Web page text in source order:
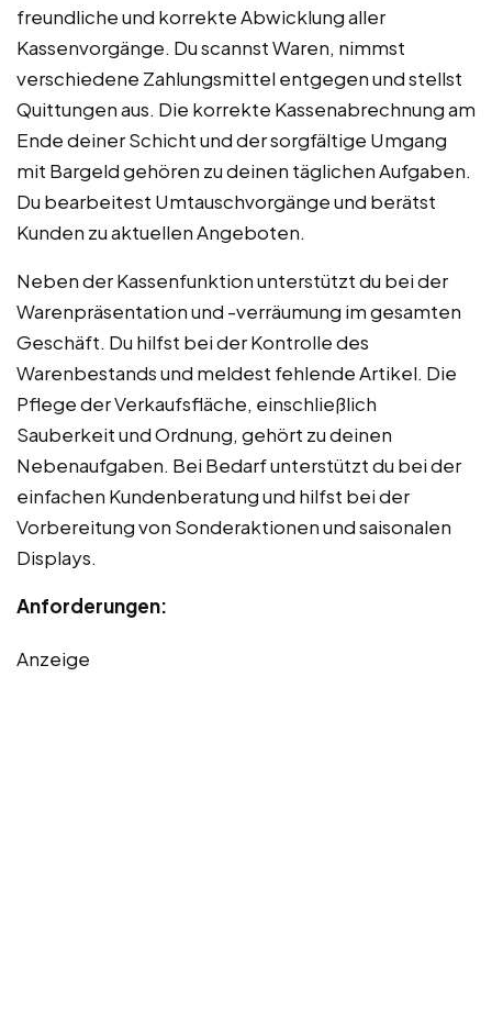
freundliche und korrekte Abwicklung aller
Kassenvorgänge. Du scannst Waren, nimmst
verschiedene Zahlungsmittel entgegen und stellst
Quittungen aus. Die korrekte Kassenabrechnung am
Ende deiner Schicht und der sorgfältige Umgang
mit Bargeld gehören zu deinen täglichen Aufgaben.
Du bearbeitest Umtauschvorgänge und berätst
Kunden zu aktuellen Angeboten.
Neben der Kassenfunktion unterstützt du bei der
Warenpräsentation und -verräumung im gesamten
Geschäft. Du hilfst bei der Kontrolle des
Warenbestands und meldest fehlende Artikel. Die
Pflege der Verkaufsfläche, einschließlich
Sauberkeit und Ordnung, gehört zu deinen
Nebenaufgaben. Bei Bedarf unterstützt du bei der
einfachen Kundenberatung und hilfst bei der
Vorbereitung von Sonderaktionen und saisonalen
Displays.
Anforderungen:
Anzeige